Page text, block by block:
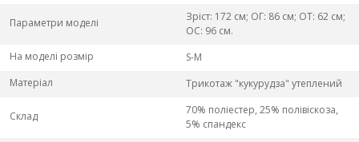
Параметри моделі
Зріст: 172 см; ОГ: 86 см; ОТ: 62 см;
ОС: 96 см.
На моделі розмір
S-M
Матеріал
Трикотаж "кукурудза" утеплений
Склад
70% поліестер, 25% полівіскоза,
5% спандекс